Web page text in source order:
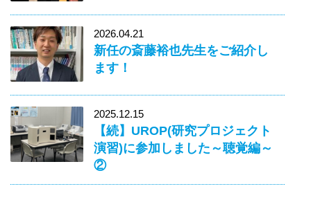
2026.04.21
新任の斎藤裕也先生をご紹介し
ます！
2025.12.15
【続】UROP(研究プロジェクト
演習)に参加しました～聴覚編～
②